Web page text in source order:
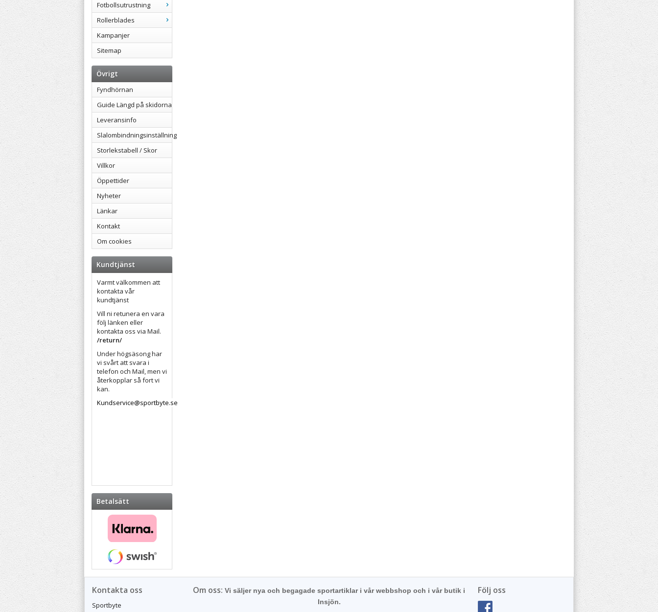
Fotbollsutrustning
Rollerblades
Kampanjer
Sitemap
Övrigt
Fyndhörnan
Guide Längd på skidorna
Leveransinfo
Slalombindningsinställning
Storlekstabell / Skor
Villkor
Öppettider
Nyheter
Länkar
Kontakt
Om cookies
Kundtjänst
Varmt välkommen att
kontakta vår
kundtjänst
Vill ni retunera en vara
följ länken eller
kontakta oss via Mail.
/return/
Under högsäsong har
vi svårt att svara i
telefon och Mail, men vi
återkopplar så fort vi
kan.
Kundservice@sportbyte.se
Betalsätt
Kontakta oss
Sportbyte
Följ oss
Om oss: Vi säljer nya och begagade sportartiklar i vår webbshop och i vår butik i
Insjön.